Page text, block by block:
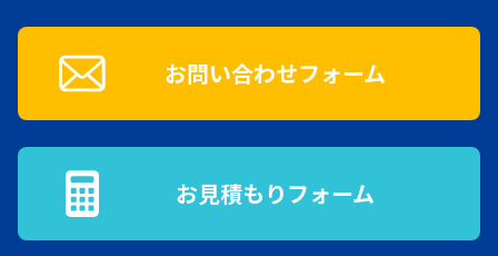
お問い合わせフォーム
お見積もりフォーム